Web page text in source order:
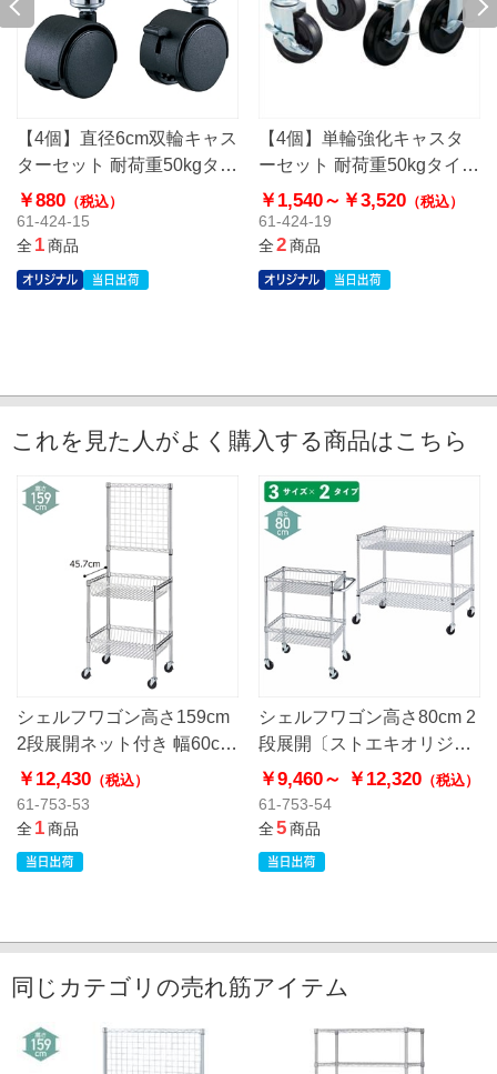
【4個】直径6cm双輪キャス
ターセット 耐荷重50kgタイ
プ〔ストエキオリジナル〕
ブラック
￥880 （税込）
61-424-15
全1商品
【4個】単輪強化キャスタ
ーセット 耐荷重50kgタイプ
ブラック〔ストエキオリジ
ナル〕
￥1,540～ ￥3,520 （税込）
61-424-19
全2商品
これを見た人がよく購入する商品はこちら
シェルフワゴン高さ159cm
2段展開ネット付き 幅60cm
奥行45.7cm〔ストエキオリ
ジナル〕
￥12,430 （税込）
61-753-53
全1商品
シェルフワゴン高さ80cm 2
段展開〔ストエキオリジナ
ル〕
￥9,460～ ￥12,320（税込）
61-753-54
全5商品
同じカテゴリの売れ筋アイテム